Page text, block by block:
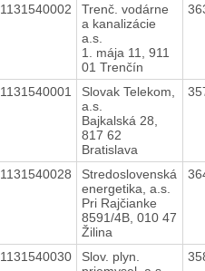
1131540002
Trenč. vodárne
a kanalizácie
a.s.
1. mája 11, 911
01 Trenčín
1131540001
Slovak Telekom,
a.s.
Bajkalská 28,
817 62
Bratislava
1131540028
Stredoslovenská
energetika, a.s.
Pri Rajčianke
8591/4B, 010 47
Žilina
1131540030
Slov. plyn.